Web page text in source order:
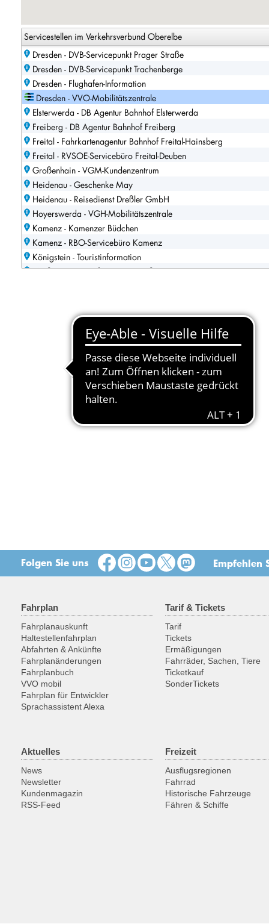
Folgen Sie uns Empfehlen
Fahrplan
Fahrplanauskunft
Haltestellenfahrplan
Abfahrten & Ankünfte
Fahrplanänderungen
Fahrplanbuch
VVO mobil
Fahrplan für Entwickler
Sprachassistent Alexa
Tarif & Tickets
Tarif
Tickets
Ermäßigungen
Fahrräder, Sachen, Tiere
Ticketkauf
SonderTickets
Aktuelles
News
Newsletter
Kundenmagazin
RSS-Feed
Freizeit
Ausflugsregionen
Fahrrad
Historische Fahrzeuge
Fähren & Schiffe